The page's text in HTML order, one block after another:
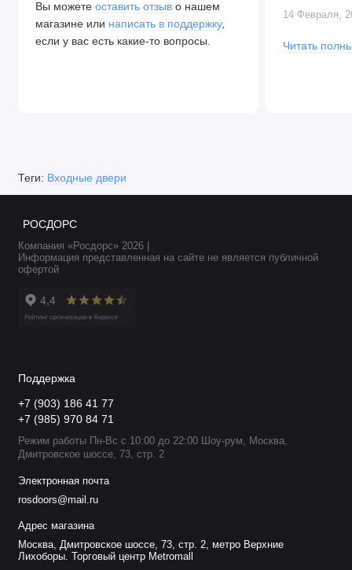
Вы можете оставить отзыв о нашем
магазине или написать в поддержку,
если у вас есть какие-то вопросы.
Алексея.
14 Февраля,
Читать
Теги: Входные двери
РОСДОРС
Компания «Росдорс» 2026 |
Информация представленная на сайте не является публичной
офертой
Поддержка
+7 (903) 186 41 77
+7 (985) 970 84 71
Режим работы Пн-Вс с 10:00 до 22:00 Шоу-рум, Москва,
Дмитровское шоссе, 73, стр. 2
Электронная почта
rosdoors@mail.ru
Адрес магазина
Москва, Дмитровское шоссе, 73, стр. 2, метро Верхние
Лихоборы. Торговый центр Metromall